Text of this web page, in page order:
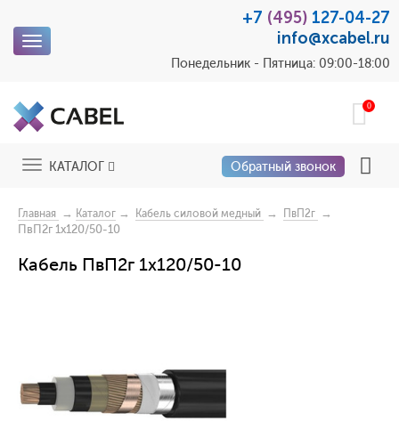
Toggle
+7 (495) 127-04-27
info@xcabel.ru
Понедельник - Пятница: 09:00-18:00
0
ToggleКАТАЛОГ Обратный звонок
Главная → Каталог → Кабель силовой медный → ПвП2г →
ПвП2г 1x120/50-10
Кабель ПвП2г 1x120/50-10